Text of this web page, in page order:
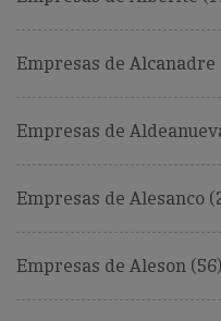
Empresas de Alcanadre
Empresas de
Empresas de Alesanco
Empresas de Aleson (56)